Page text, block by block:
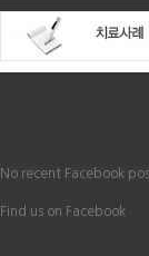
No recent Facebook
Find us on Facebook